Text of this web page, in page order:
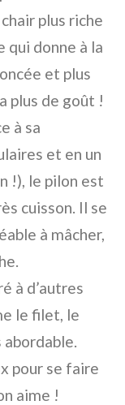
plus riche
qui donne à la
et plus
plus de goût !
à sa
et en un
!), le pilon est
cuisson. Il se
à mâcher,
à d’autres
le filet, le
pour se faire
aime !